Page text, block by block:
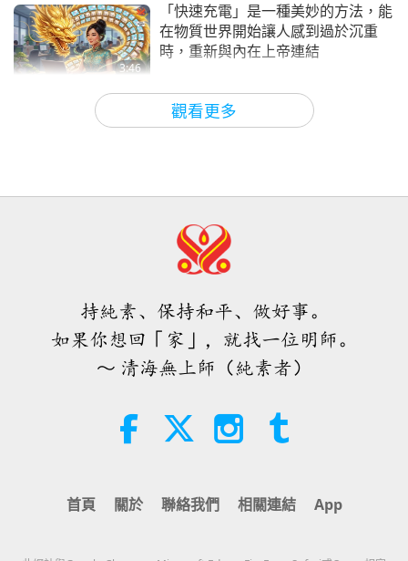
觀看更多
3:46
「快速充電」是一種美妙的方法，能
在物質世界開始讓人感到過於沉重
時，重新與內在上帝連結
2026-08-05
38:07
22:27
伊斯蘭的水資源道德觀：摘自《聖
智慧之語 2026-08-05 261
21:56
慣
月球：我們明亮的天體夥伴（二集之
持純素、保持和平、做好事。
如果你想回「家」，就找一位明師。
～ 清海無上師（純素者）
首頁 關於 聯絡我們 相關連結 App